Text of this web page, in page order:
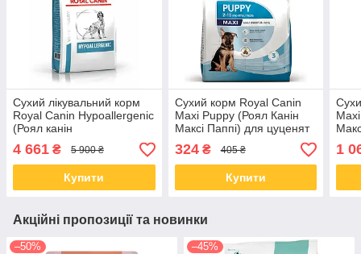
Сухий лікувальний корм
Royal Canin Hypoallergenic
(Роял канін
Гіпоалердженік Дог) для
собак 14 КГ
4 661 ₴ 5 900 ₴
Купити
Сухий корм Royal Canin
Maxi Puppy (Роял Канін
Максі Паппі) для цуценят
великих порід, 1 КГ
324₴ 405 ₴
Купити
1
Акційні пропозиції та новинки
–50% –45%